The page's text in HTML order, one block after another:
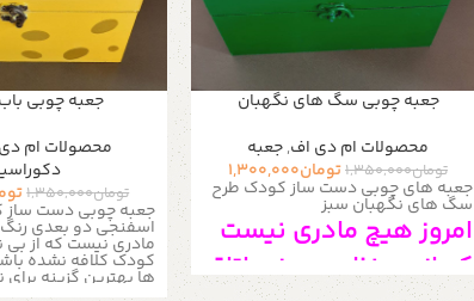
جعبه چوبی سگ های نگهبان
محصولات ام دی اف,جعبه
تومان1,350,000تومان1,300,000
جعبه های چوبی دست ساز کودک طرح
سگ های نگهبان سبز
امروز هیچ مادری نیست
که از بی نظمی میز و اتاق
جعبه چوبی
محصولات ام
تومان1,350,000
جعبه چوبی دست ساز
اسفنجی دو بعدی رنگ
مادری نیست که از بی
کودک کلافه نشده
ها بهترین گزینه
وسایل ریز و خرد